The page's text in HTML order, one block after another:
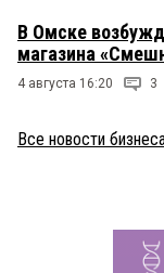
В Омске
магазина
4 августа 16:20 3
Все новости